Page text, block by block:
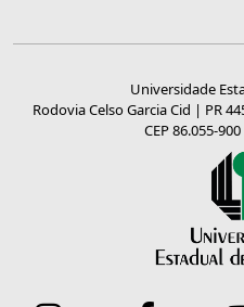
Universidade
Rodovia Celso Garcia Cid | PR
CEP 86.055-